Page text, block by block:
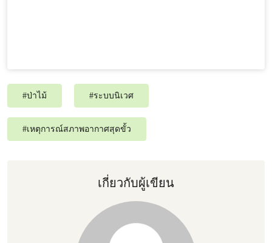
#ป่าไม้ #ระบบนิเวศ
#เหตุการณ์สภาพอากาศสุดขั้ว
เกี่ยวกับผู้เขียน